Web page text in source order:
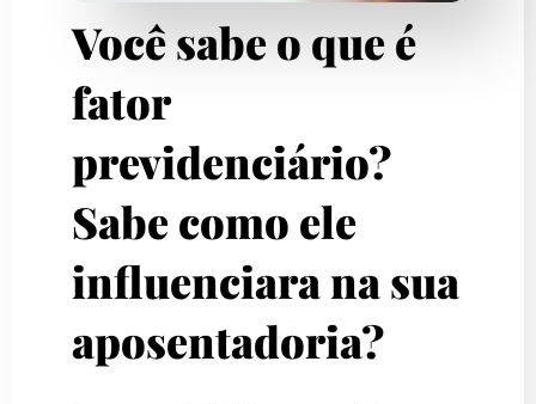
Você sabe o que é
fator
previdenciário?
Sabe como ele
influenciara na sua
aposentadoria?